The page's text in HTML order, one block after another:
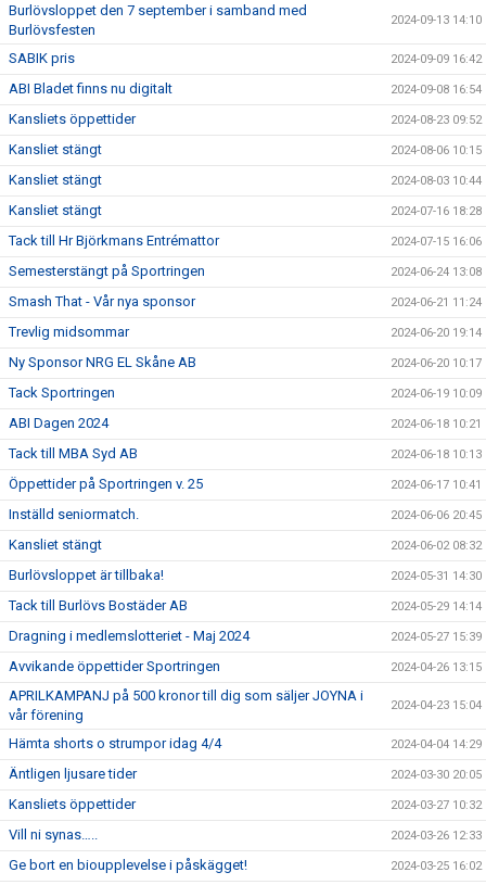
Burlövsloppet den 7 september i samband med
Burlövsfesten
2024-09-13 14:10
SABIK pris 2024-09-09 16:42
ABI Bladet finns nu digitalt 2024-09-08 16:54
Kansliets öppettider 2024-08-23 09:52
Kansliet stängt 2024-08-06 10:15
Kansliet stängt 2024-08-03 10:44
Kansliet stängt 2024-07-16 18:28
Tack till Hr Björkmans Entrémattor 2024-07-15 16:06
Semesterstängt på Sportringen 2024-06-24 13:08
Smash That - Vår nya sponsor 2024-06-21 11:24
Trevlig midsommar 2024-06-20 19:14
Ny Sponsor NRG EL Skåne AB 2024-06-20 10:17
Tack Sportringen 2024-06-19 10:09
ABI Dagen 2024 2024-06-18 10:21
Tack till MBA Syd AB 2024-06-18 10:13
Öppettider på Sportringen v. 25 2024-06-17 10:41
Inställd seniormatch. 2024-06-06 20:45
Kansliet stängt 2024-06-02 08:32
Burlövsloppet är tillbaka! 2024-05-31 14:30
Tack till Burlövs Bostäder AB 2024-05-29 14:14
Dragning i medlemslotteriet - Maj 2024 2024-05-27 15:39
Avvikande öppettider Sportringen 2024-04-26 13:15
APRILKAMPANJ på 500 kronor till dig som säljer JOYNA i
vår förening
2024-04-23 15:04
Hämta shorts o strumpor idag 4/4 2024-04-04 14:29
Äntligen ljusare tider 2024-03-30 20:05
Kansliets öppettider 2024-03-27 10:32
Vill ni synas….. 2024-03-26 12:33
Ge bort en bioupplevelse i påskägget! 2024-03-25 16:02